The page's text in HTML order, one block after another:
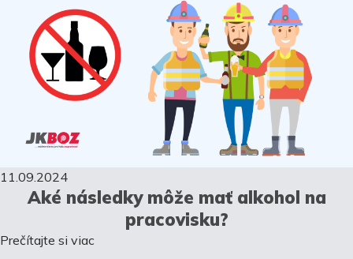
11.09.2024
Aké následky môže mať alkohol na
pracovisku?
Prečítajte si viac